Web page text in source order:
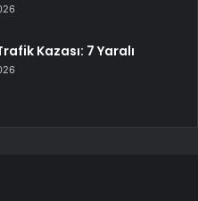
Kazası: 7 Yaralı